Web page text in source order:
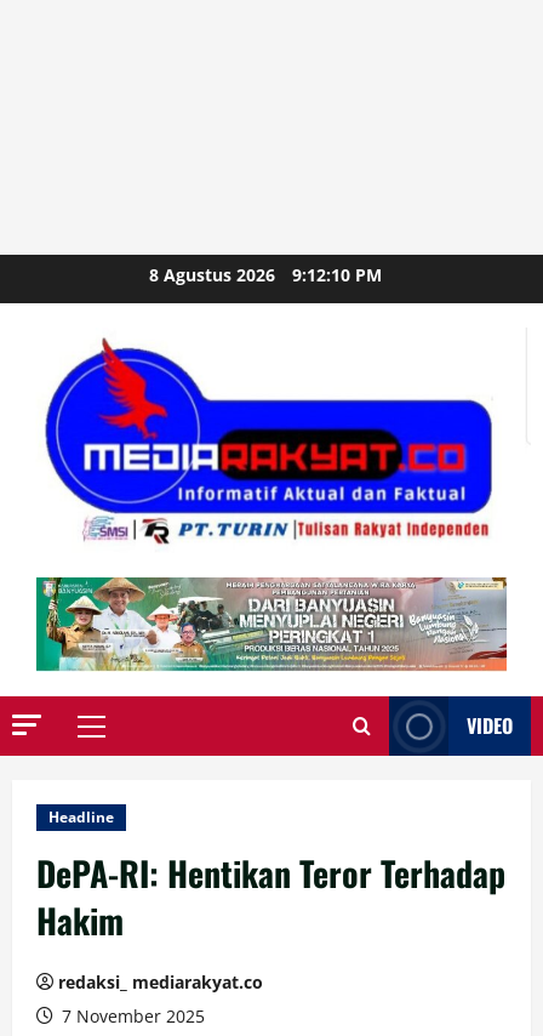
to
8 Agustus 2026 9:12:12 PM
Primary
VIDEO
Headline
DePA-RI: Hentikan Teror Terhadap
Hakim
redaksi_ mediarakyat.co
7 November 2025